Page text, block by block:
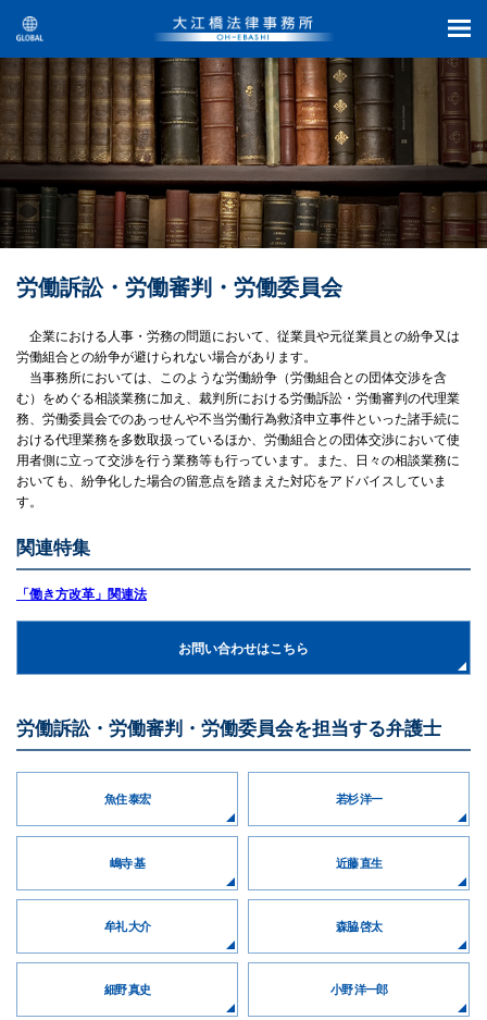
労働訴訟・労働審判・労働委員会
企業における人事・労務の問題において、従業員や元従業員との紛争又は
労働組合との紛争が避けられない場合があります。
当事務所においては、このような労働紛争（労働組合との団体交渉を含
む）をめぐる相談業務に加え、裁判所における労働訴訟・労働審判の代理業
務、労働委員会でのあっせんや不当労働行為救済申立事件といった諸手続に
おける代理業務を多数取扱っているほか、労働組合との団体交渉において使
用者側に立って交渉を行う業務等も行っています。また、日々の相談業務に
おいても、紛争化した場合の留意点を踏まえた対応をアドバイスしていま
す。
関連特集
「働き方改革」関連法
お問い合わせはこちら
労働訴訟・労働審判・労働委員会を担当する弁護士
魚住 泰宏 若杉 洋一
嶋寺 基 近藤 直生
牟礼 大介 森脇 啓太
細野 真史 小野 洋一郎